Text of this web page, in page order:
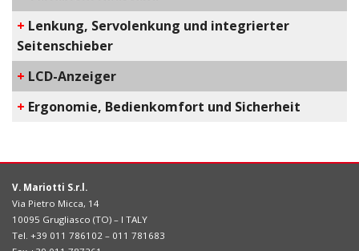
+ Lenkung, Servolenkung und integrierter
Seitenschieber
+ LCD-Anzeiger
+ ​Ergonomie, Bedienkomfort und Sicherheit
V. Mariotti S.r.l.
Via Pietro Micca, 14
10095 Grugliasco (TO) – I TALY
Tel. +39 011 786102 – 011 781683